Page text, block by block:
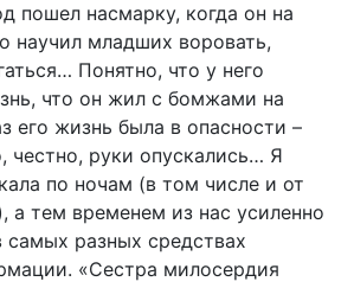
пошел насмарку, когда он на
научил младших воровать,
Понятно, что у него
что он жил с бомжами на
его жизнь была в опасности –
честно, руки опускались… Я
по ночам (в том числе и от
а тем временем из нас усиленно
самых разных средствах
«Сестра милосердия